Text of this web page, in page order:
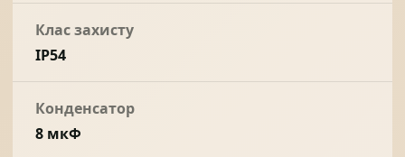
Клас захисту
IP54
Конденсатор
8 мкФ